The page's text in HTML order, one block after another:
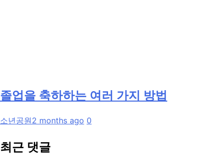
졸업을 축하하는 여러 가지 방법
소년공원2 months ago 0
최근 댓글